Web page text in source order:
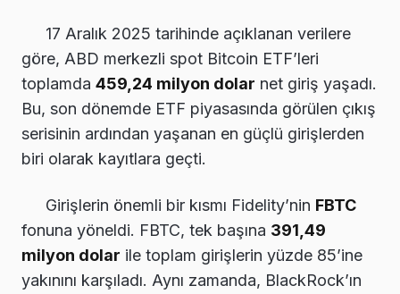
17 Aralık 2025 tarihinde açıklanan verilere
göre, ABD merkezli spot Bitcoin ETF’leri
toplamda 459,24 milyon dolar net giriş yaşadı.
Bu, son dönemde ETF piyasasında görülen çıkış
serisinin ardından yaşanan en güçlü girişlerden
biri olarak kayıtlara geçti.
Girişlerin önemli bir kısmı Fidelity’nin FBTC
fonuna yöneldi. FBTC, tek başına 391,49
milyon dolar ile toplam girişlerin yüzde 85’ine
yakınını karşıladı. Aynı zamanda, BlackRock’ın